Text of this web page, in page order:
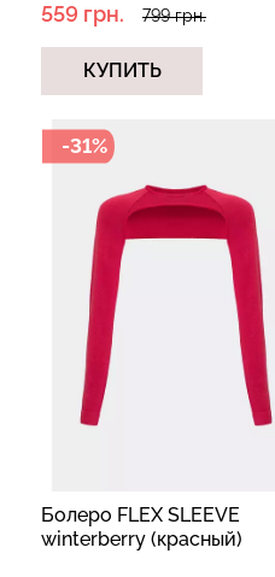
559 грн. 799 грн.
КУПИТЬ
-31%
Болеро FLEX SLEEVE
winterberry (красный)
Топ на бретелях в рубчик
CAMI TOP RIB white (белый)